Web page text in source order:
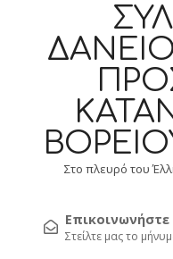
Στο πλευρό του
Επικοινωνήστε
Στείλτε μας το